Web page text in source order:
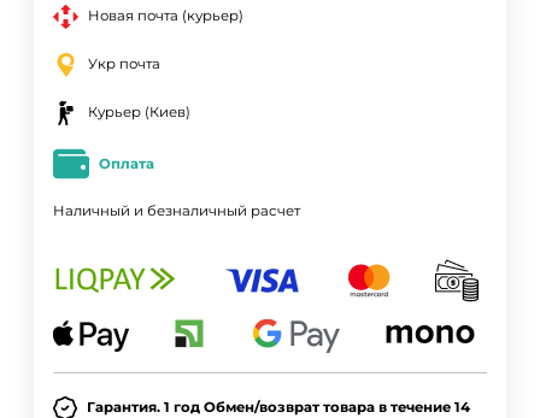
Новая почта (курьер)
Укр почта
Курьер (Киев)
Оплата
Наличный и безналичный расчет
Гарантия. 1 год Обмен/возврат товара в течение 14